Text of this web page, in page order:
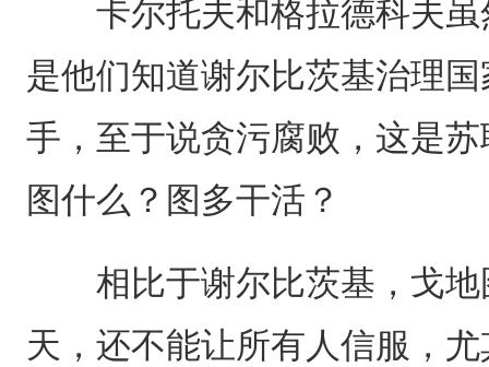
卡尔托夫和格拉德科夫虽
是他们知道谢尔比茨基治理
手，至于说贪污腐败，这是
图什么？图多干活？
相比于谢尔比茨基，戈地
天，还不能让所有人信服，